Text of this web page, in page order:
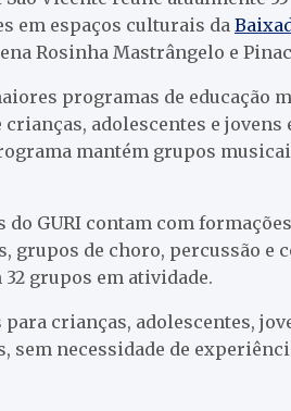
em espaços culturais da
Rosinha Mastrângelo e
programas de educação
adolescentes e jovens
mantém grupos
GURI contam com
grupos de choro, percussão e
grupos em atividade.
para crianças, adolescentes,
sem necessidade de